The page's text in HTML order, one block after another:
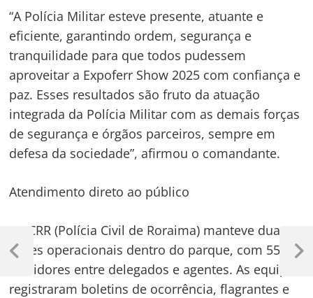
“A Polícia Militar esteve presente, atuante e
eficiente, garantindo ordem, segurança e
tranquilidade para que todos pudessem
aproveitar a Expoferr Show 2025 com confiança e
paz. Esses resultados são fruto da atuação
integrada da Polícia Militar com as demais forças
de segurança e órgãos parceiros, sempre em
defesa da sociedade”, afirmou o comandante.
Atendimento direto ao público
A PCRR (Polícia Civil de Roraima) manteve duas
bases operacionais dentro do parque, com 55
servidores entre delegados e agentes. As equipes
registraram boletins de ocorrência, flagrantes e
Navegação
de
Post
Previous
Next